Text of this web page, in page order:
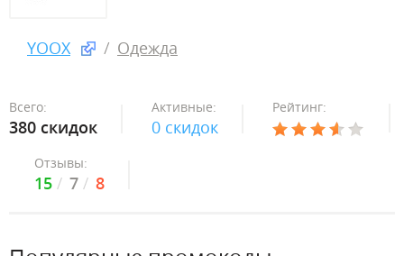
YOOX Одежда
Всего:
380 скидок
Активные:
0 скидок
Рейтинг:
Отзывы:
15 7 8